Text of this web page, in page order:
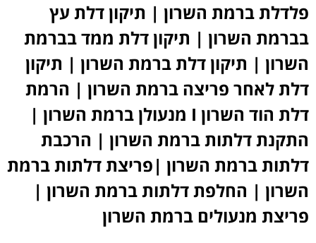
פלדלת ברמת השרון | תיקון דלת עץ
בברמת השרון | תיקון דלת ממד בברמת
השרון | תיקון דלת ברמת השרון | תיקון
דלת לאחר פריצה ברמת השרון | הרמת
דלת הוד השרון I מנעולן ברמת השרון |
התקנת דלתות ברמת השרון | הרכבת
דלתות ברמת השרון |פריצת דלתות ברמת
השרון | החלפת דלתות ברמת השרון |
פריצת מנעולים ברמת השרון